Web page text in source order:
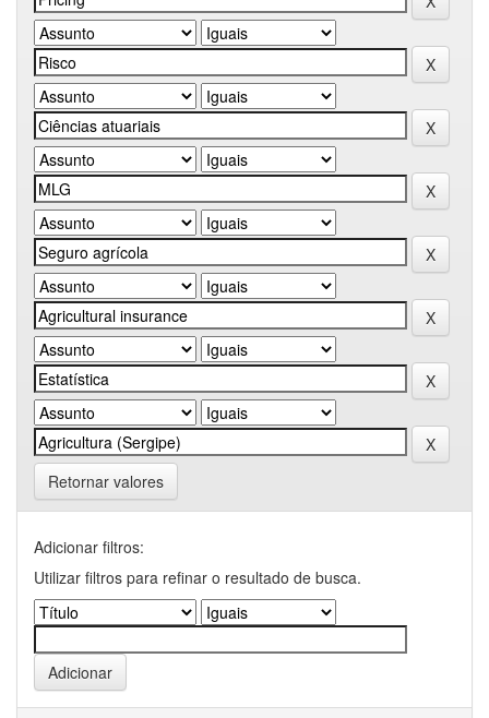
Retornar valores
Adicionar filtros:
Utilizar filtros para refinar o resultado de busca.